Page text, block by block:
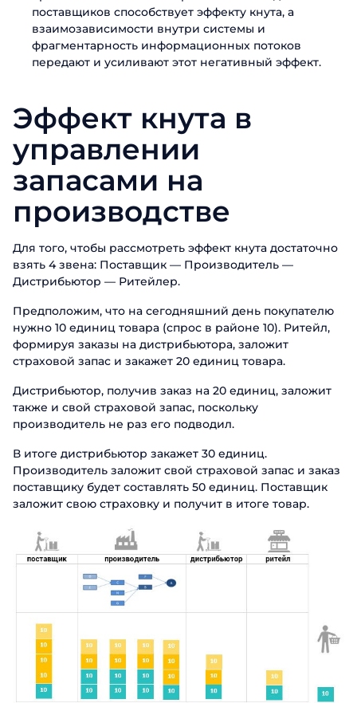
поставщиков способствует эффекту кнута, а
взаимозависимости внутри системы и
фрагментарность информационных потоков
передают и усиливают этот негативный эффект.
Эффект кнута в
управлении
запасами на
производстве
Для того, чтобы рассмотреть эффект кнута достаточно
взять 4 звена: Поставщик — Производитель —
Дистрибьютор — Ритейлер.
Предположим, что на сегодняшний день покупателю
нужно 10 единиц товара (спрос в районе 10). Ритейл,
формируя заказы на дистрибьютора, заложит
страховой запас и закажет 20 единиц товара.
Дистрибьютор, получив заказ на 20 единиц, заложит
также и свой страховой запас, поскольку
производитель не раз его подводил.
В итоге дистрибьютор закажет 30 единиц.
Производитель заложит свой страховой запас и заказ
поставщику будет составлять 50 единиц. Поставщик
заложит свою страховку и получит в итоге товар.